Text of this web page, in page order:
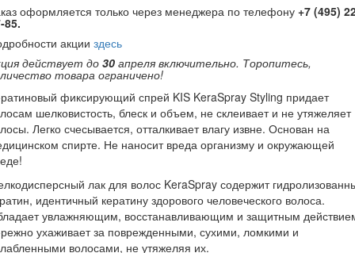
оформляется только через менеджера по телефону +7 (495)
85.
акции здесь
действует до 30 апреля включительно. Торопитесь,
товара ограничено!
фиксирующий спрей KIS KeraSpray Styling придает
шелковистость, блеск и объем, не склеивает и не утяжеляет
Легко счесывается, отталкивает влагу извне. Основан на
спирте. Не наносит вреда организму и окружающей
лак для волос KeraSpray содержит
идентичный кератину здорового человеческого волоса.
увлажняющим, восстанавливающим и защитным
ухаживает за поврежденными, сухими, ломкими и
волосами, не утяжеляя их.